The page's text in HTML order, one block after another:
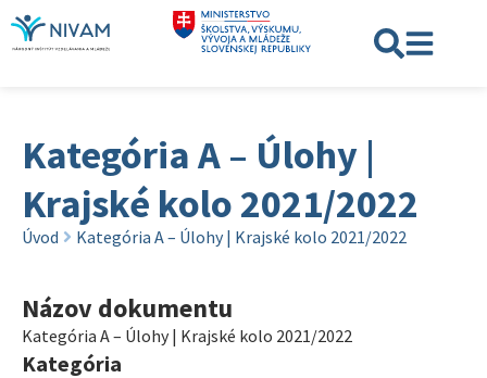
Kategória A – Úlohy |
Krajské kolo 2021/2022
Úvod Kategória A – Úlohy | Krajské kolo 2021/2022
Názov dokumentu
Kategória A – Úlohy | Krajské kolo 2021/2022
Kategória